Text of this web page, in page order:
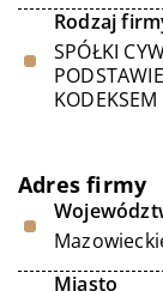
Rodzaj
SPÓŁKI
Adres firmy
Miasto